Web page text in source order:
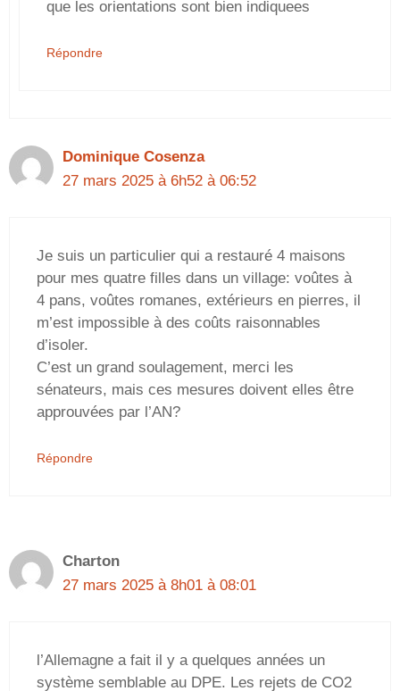
que les orientations sont bien indiquees
Répondre
Dominique Cosenza
27 mars 2025 à 6h52 à 06:52
Je suis un particulier qui a restauré 4 maisons
pour mes quatre filles dans un village: voûtes à
4 pans, voûtes romanes, extérieurs en pierres, il
m’est impossible à des coûts raisonnables
d’isoler.
C’est un grand soulagement, merci les
sénateurs, mais ces mesures doivent elles être
approuvées par l’AN?
Répondre
Charton
27 mars 2025 à 8h01 à 08:01
l’Allemagne a fait il y a quelques années un
système semblable au DPE. Les rejets de CO2